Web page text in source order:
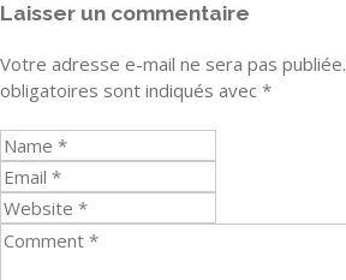
Laisser un commentaire
Votre adresse e-mail ne sera pas publiée.
obligatoires sont indiqués avec *